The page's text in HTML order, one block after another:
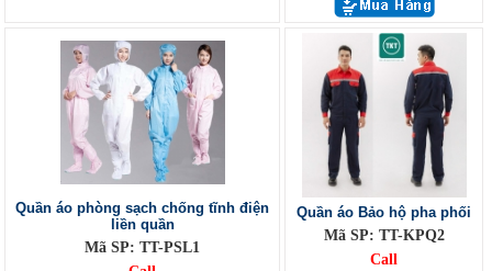
Quần áo phòng sạch chống tĩnh điện
liền quần
Mã SP: TT-PSL1
Quần áo Bảo hộ pha phối
Mã SP: TT-KPQ2
Call